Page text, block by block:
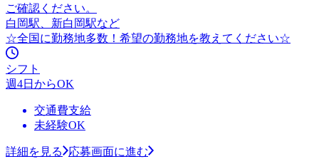
ご確認ください。
白岡駅、新白岡駅など
☆全国に勤務地多数！希望の勤務地を教えてください☆
シフト
週4日からOK
交通費支給
未経験OK
詳細を見る
応募画面に進む